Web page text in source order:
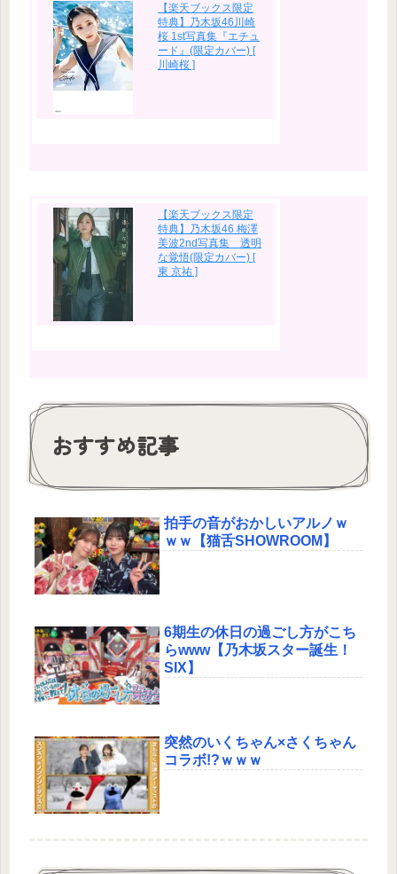
【楽天ブックス限定
特典】乃木坂46川崎
桜 1st写真集『エチュ
ード』(限定カバー) [
川崎桜 ]
【楽天ブックス限定
特典】乃木坂46 梅澤
美波2nd写真集 透明
な覚悟(限定カバー) [
東 京祐 ]
おすすめ記事
拍手の音がおかしいアルノｗ
ｗｗ【猫舌SHOWROOM】
6期生の休日の過ごし方がこち
らwww【乃木坂スター誕生！
SIX】
突然のいくちゃん×さくちゃん
コラボ!?ｗｗｗ